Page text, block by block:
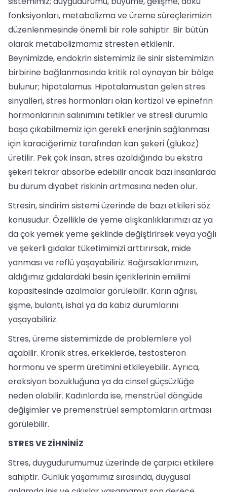
fonksiyonları, metabolizma ve üreme süreçlerimizin
düzenlenmesinde önemli bir role sahiptir. Bir bütün
olarak metabolizmamız stresten etkilenir.
Beynimizde, endokrin sistemimiz ile sinir sistemimizin
birbirine bağlanmasında kritik rol oynayan bir bölge
bulunur; hipotalamus. Hipotalamustan gelen stres
sinyalleri, stres hormonları olan kortizol ve epinefrin
hormonlarının salınımını tetikler ve stresli durumla
başa çıkabilmemiz için gerekli enerjinin sağlanması
için karaciğerimiz tarafından kan şekeri (glukoz)
üretilir. Pek çok insan, stres azaldığında bu ekstra
şekeri tekrar absorbe edebilir ancak bazı insanlarda
bu durum diyabet riskinin artmasına neden olur.
Stresin, sindirim sistemi üzerinde de bazı etkileri söz
konusudur. Özellikle de yeme alışkanlıklarımızı az ya
da çok yemek yeme şeklinde değiştirirsek veya yağlı
ve şekerli gıdalar tüketimimizi arttırırsak, mide
yanması ve reflü yaşayabiliriz. Bağırsaklarımızın,
aldığımız gıdalardaki besin içeriklerinin emilimi
kapasitesinde azalmalar görülebilir. Karın ağrısı,
şişme, bulantı, ishal ya da kabız durumlarını
yaşayabiliriz.
Stres, üreme sistemimizde de problemlere yol
açabilir. Kronik stres, erkeklerde, testosteron
hormonu ve sperm üretimini etkileyebilir. Ayrıca,
ereksiyon bozukluğuna ya da cinsel güçsüzlüğe
neden olabilir. Kadınlarda ise, menstrüel döngüde
değişimler ve premenstrüel semptomların artması
görülebilir.
STRES VE ZİHNİNİZ
Stres, duygudurumumuz üzerinde de çarpıcı etkilere
sahiptir. Günlük yaşamımız sırasında, duygusal